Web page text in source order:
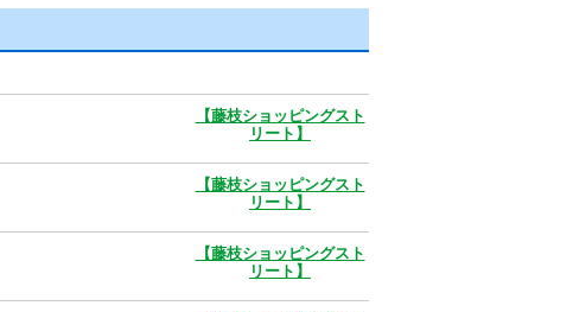
【藤枝ショッピングスト
リート】
【藤枝ショッピングスト
リート】
【藤枝ショッピングスト
リート】